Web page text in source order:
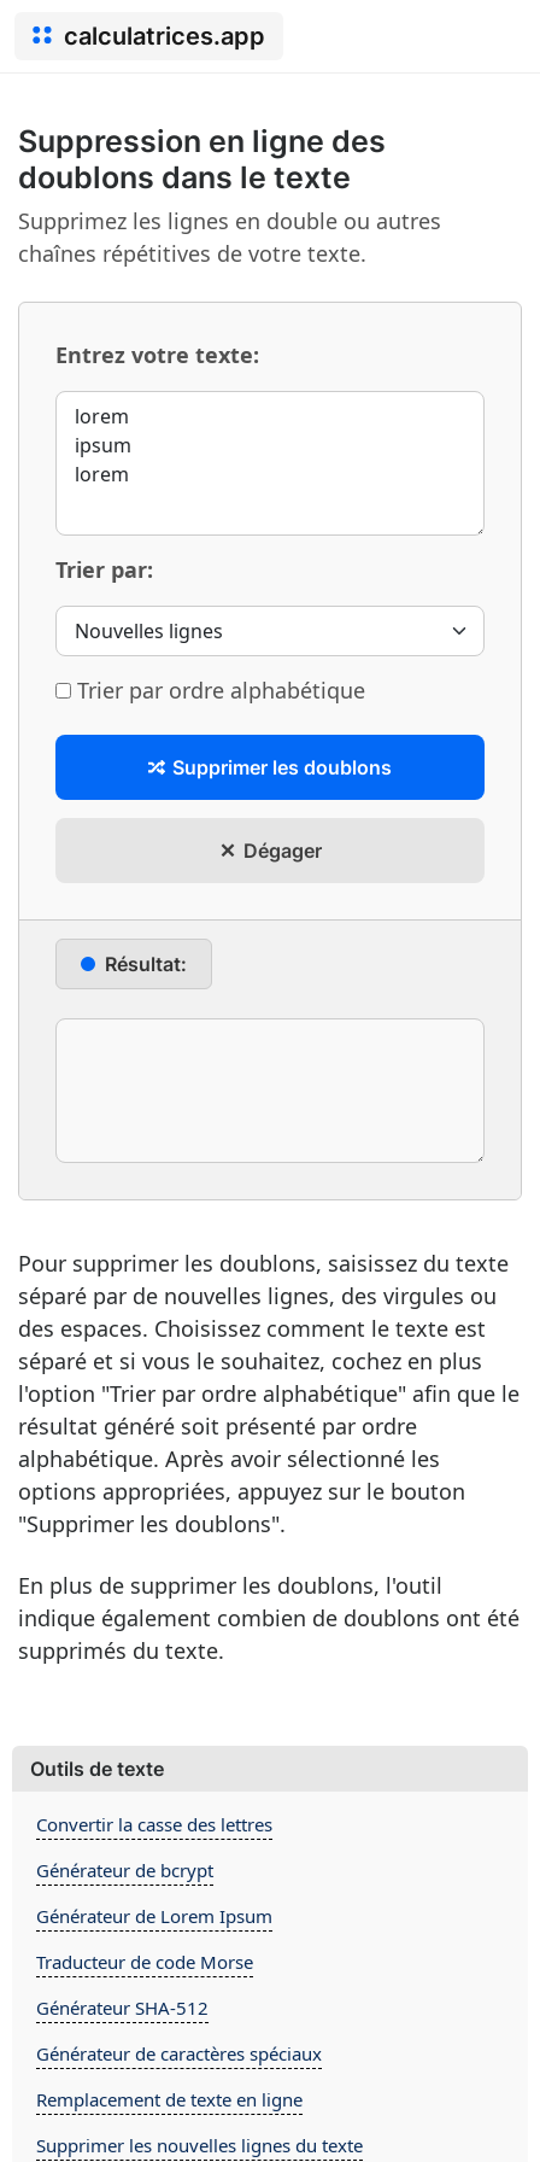
calculatrices.app
Suppression en ligne des
doublons dans le texte
Supprimez les lignes en double ou autres
chaînes répétitives de votre texte.
Entrez votre texte:
Trier par:
Trier par ordre alphabétique
Supprimer les doublons
Dégager
Résultat:
Pour supprimer les doublons, saisissez du texte
séparé par de nouvelles lignes, des virgules ou
des espaces. Choisissez comment le texte est
séparé et si vous le souhaitez, cochez en plus
l'option "Trier par ordre alphabétique" afin que le
résultat généré soit présenté par ordre
alphabétique. Après avoir sélectionné les
options appropriées, appuyez sur le bouton
"Supprimer les doublons".
En plus de supprimer les doublons, l'outil
indique également combien de doublons ont été
supprimés du texte.
Outils de texte
Convertir la casse des lettres
Générateur de bcrypt
Générateur de Lorem Ipsum
Traducteur de code Morse
Générateur SHA-512
Générateur de caractères spéciaux
Remplacement de texte en ligne
Supprimer les nouvelles lignes du texte